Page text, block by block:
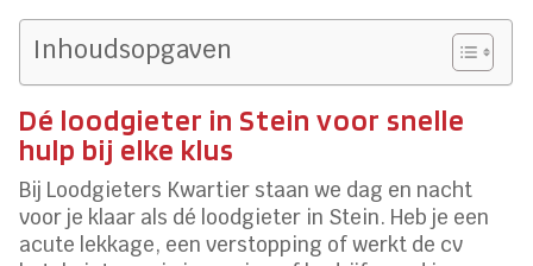
Inhoudsopgaven
Dé loodgieter in Stein voor snelle
hulp bij elke klus
Bij Loodgieters Kwartier staan we dag en nacht
voor je klaar als dé loodgieter in Stein. Heb je een
acute lekkage, een verstopping of werkt de cv